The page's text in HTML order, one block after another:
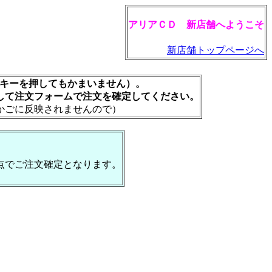
アリアＣＤ 新店舗へようこそ
新店舗トップページへ
ーを押してもかまいません）。
注文フォームで注文を確定してください。
に反映されませんので）
ご注文確定となります。